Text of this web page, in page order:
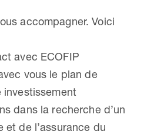
accompagner. Voici
avec ECOFIP
vous le plan de
dans la recherche d’un
et de l’assurance du